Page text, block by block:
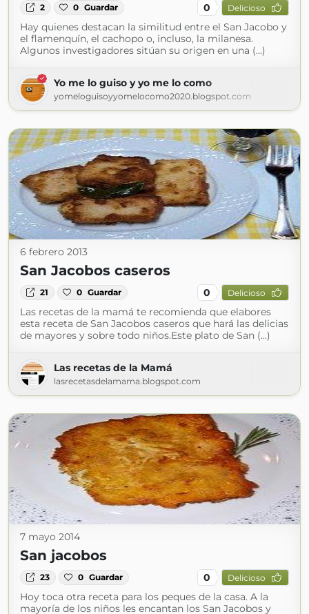
2 0 Guardar 0 Delicioso
Hay quienes destacan la similitud entre el San Jacobo y
el flamenquín, el cachopo o, incluso, la milanesa.
Algunos investigadores sitúan su origen en una (...)
Yo me lo guiso y yo me lo como
yomeloguisoyyomelocomo2020.blogspot.com
6 febrero 2013
San Jacobos caseros
21 0 Guardar 0 Delicioso
Las recetas de la mamá te recomienda que elabores
esta receta de San Jacobos caseros que hará las delicias
de mayores y sobre todo niños.Este plato de San (...)
Las recetas de la Mamá
lasrecetasdelamama.blogspot.com
7 mayo 2014
San jacobos
23 0 Guardar 0 Delicioso
Hoy toca otra receta para los peques de la casa. A la
mayoría de los niños les encantan los San Jacobos y